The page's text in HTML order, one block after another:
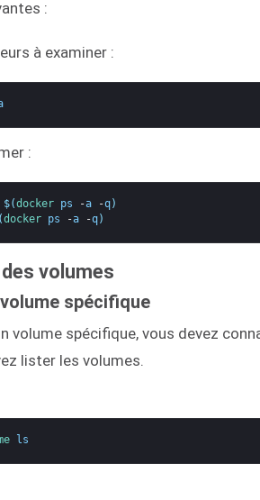
:
à examiner :
:
$(docker ps -a -q)
docker ps -a -q)
volumes
spécifique
volume spécifique, vous devez
lister les volumes.
ls